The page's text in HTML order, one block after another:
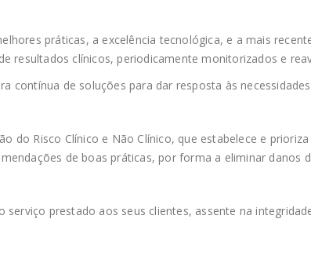
práticas, a excelência tecnológica, e a mais
resultados clínicos, periodicamente monitorizados e
contínua de soluções para dar resposta às
do Risco Clínico e Não Clínico, que estabelece e
de boas práticas, por forma a eliminar danos
prestado aos seus clientes, assente na